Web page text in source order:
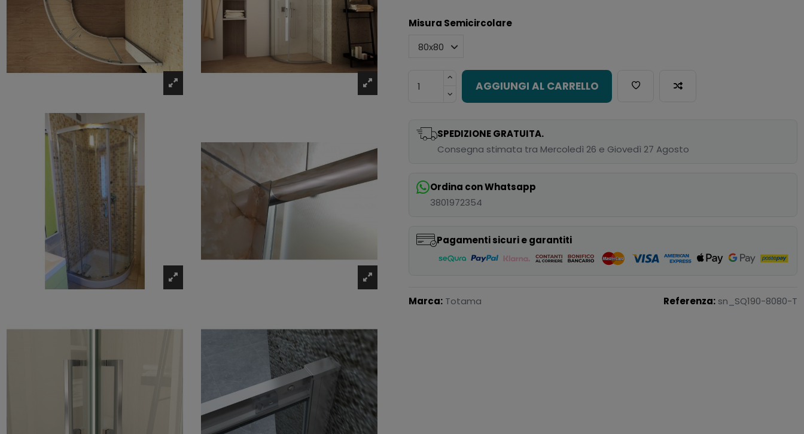
Misura Semicircolare
AGGIUNGI AL CARRELLO
SPEDIZIONE GRATUITA.
Consegna stimata tra Mercoledì 26 e Giovedì 27 Agosto
Ordina con Whatsapp
3801972354
Pagamenti sicuri e garantiti
Marca: Totama Referenza: sn_SQ190-8080-T